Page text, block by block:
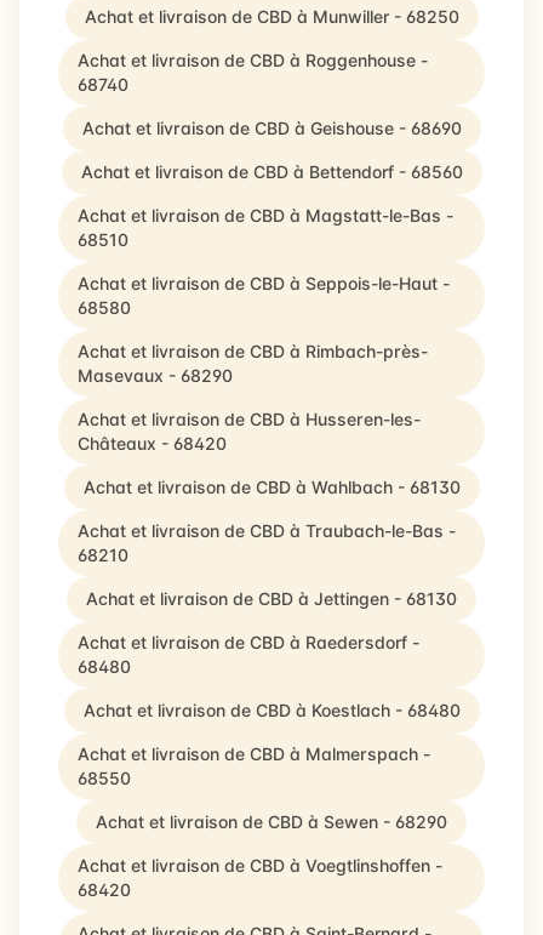
Achat et livraison de CBD à Munwiller - 68250
Achat et livraison de CBD à Roggenhouse -
68740
Achat et livraison de CBD à Geishouse - 68690
Achat et livraison de CBD à Bettendorf - 68560
Achat et livraison de CBD à Magstatt-le-Bas -
68510
Achat et livraison de CBD à Seppois-le-Haut -
68580
Achat et livraison de CBD à Rimbach-près-
Masevaux - 68290
Achat et livraison de CBD à Husseren-les-
Châteaux - 68420
Achat et livraison de CBD à Wahlbach - 68130
Achat et livraison de CBD à Traubach-le-Bas -
68210
Achat et livraison de CBD à Jettingen - 68130
Achat et livraison de CBD à Raedersdorf -
68480
Achat et livraison de CBD à Koestlach - 68480
Achat et livraison de CBD à Malmerspach -
68550
Achat et livraison de CBD à Sewen - 68290
Achat et livraison de CBD à Voegtlinshoffen -
68420